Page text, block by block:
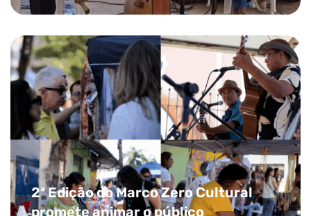
2ª Edição do Marco Zero Cultural
promete animar o público